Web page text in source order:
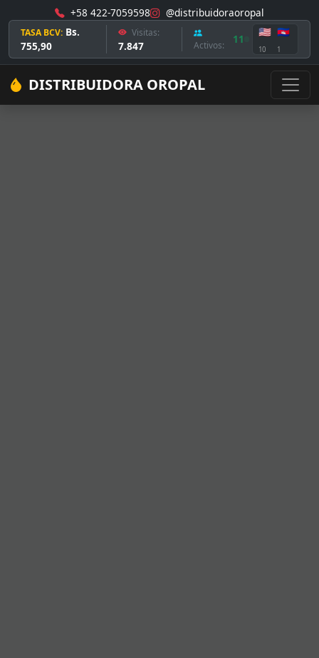
+58 422-7059598 @distribuidoraoropal
TASA BCV: Bs.
755,90
Visitas:
7.847 Activos: 11
🇺🇸
10
🇰🇭
1
DISTRIBUIDORA OROPAL